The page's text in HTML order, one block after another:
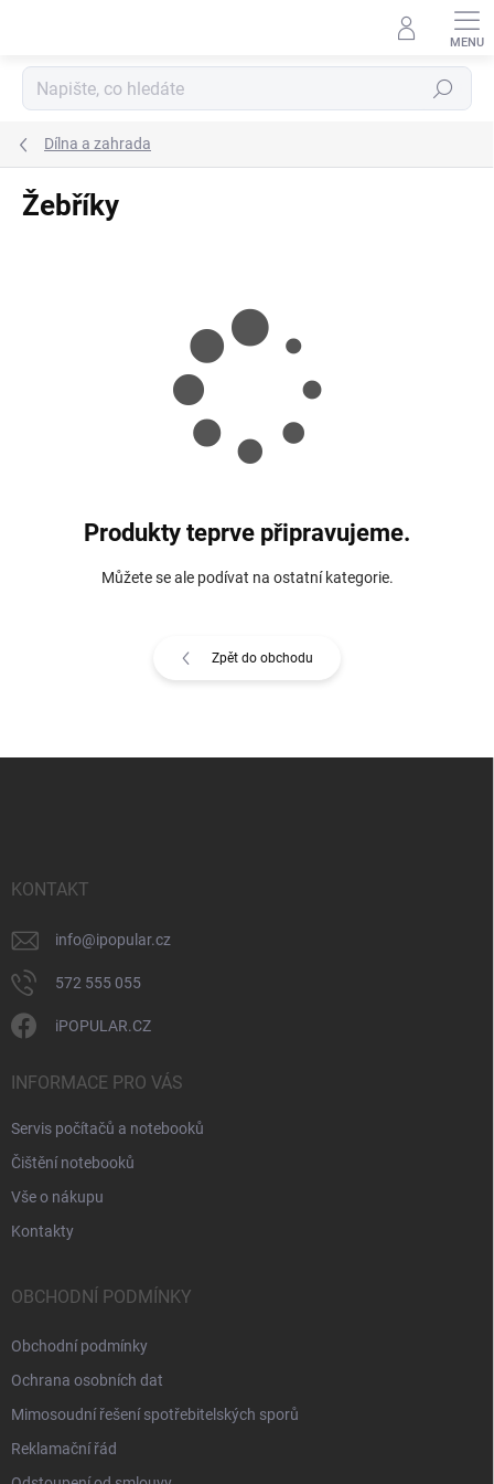
Hledat
Dílna a zahrada
Žebříky
Produkty teprve připravujeme.
Můžete se ale podívat na ostatní kategorie.
Zpět do obchodu
KONTAKT
info@ipopular.cz
572 555 055
iPOPULAR.CZ
INFORMACE PRO VÁS
Servis počítačů a notebooků
Čištění notebooků
Vše o nákupu
Kontakty
OBCHODNÍ PODMÍNKY
Obchodní podmínky
Ochrana osobních dat
Mimosoudní řešení spotřebitelských sporů
Reklamační řád